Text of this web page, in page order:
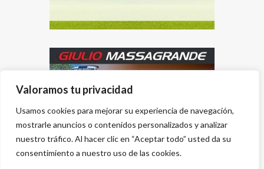
Valoramos tu privacidad
Usamos cookies para mejorar su experiencia de navegación,
mostrarle anuncios o contenidos personalizados y analizar
nuestro tráfico. Al hacer clic en “Aceptar todo” usted da su
consentimiento a nuestro uso de las cookies.